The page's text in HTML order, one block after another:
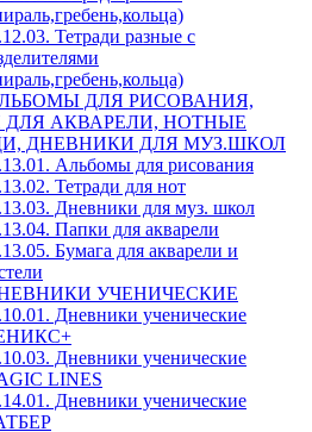
Тетради разные с
ДЛЯ РИСОВАНИЯ,
АКВАРЕЛИ, НОТНЫЕ
ДНЕВНИКИ ДЛЯ МУЗ.ШКОЛ
Альбомы для рисования
Тетради для нот
Дневники для муз. школ
Папки для акварели
Бумага для акварели и
УЧЕНИЧЕСКИЕ
Дневники ученические
Дневники ученические
LINES
Дневники ученические